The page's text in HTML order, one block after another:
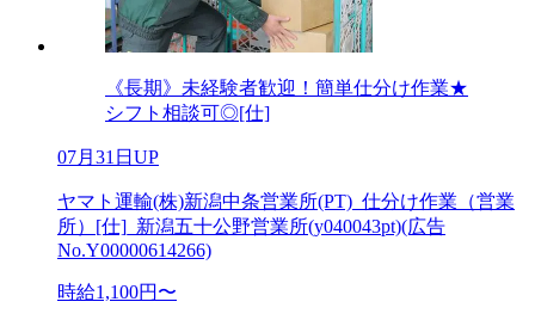
《長期》未経験者歓迎！簡単仕分け作業★
シフト相談可◎[仕]
07月31日UP
ヤマト運輸(株)新潟中条営業所(PT)_仕分け作業（営業
所）[仕]_新潟五十公野営業所(y040043pt)(広告
No.Y00000614266)
時給1,100円〜